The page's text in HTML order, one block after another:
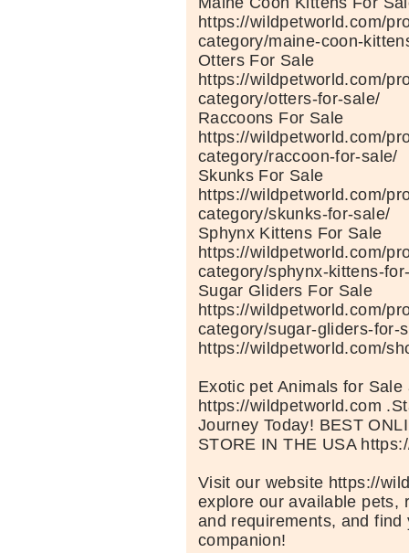
https://wildpetworld.com/
category/maine-coon-
Otters For Sale
https://wildpetworld.com/
category/otters-for-sale/
Raccoons For Sale
https://wildpetworld.com/
category/raccoon-for-sale/
Skunks For Sale
https://wildpetworld.com/
category/skunks-for-sale/
Sphynx Kittens For Sale
https://wildpetworld.com/
category/sphynx-kittens-
Sugar Gliders For Sale
https://wildpetworld.com/
category/sugar-gliders-for-
https://wildpetworld.com/
Exotic pet Animals for Sale
https://wildpetworld.com
Journey Today! BEST
STORE IN THE USA
Visit our website https://
explore our available pets,
and requirements, and find
companion!